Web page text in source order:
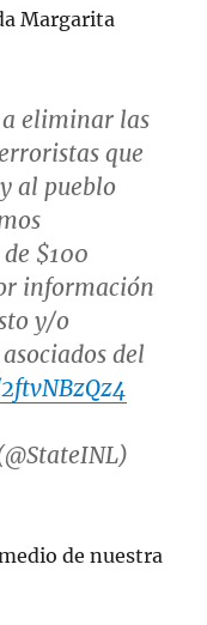
Margarita
a eliminar las
que
al pueblo
$100
información
y/o
del
de nuestra